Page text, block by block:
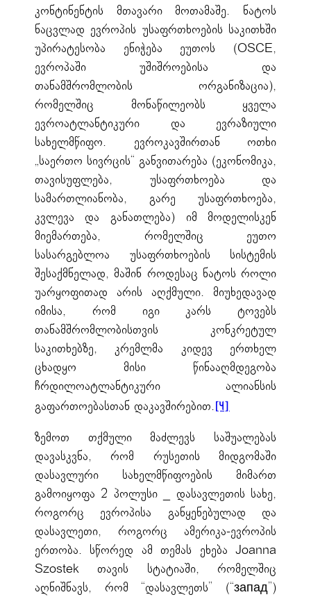
კონტინენტის მთავარი მოთამაშე. ნატოს
ნაცვლად ევროპის უსაფრთხოების საკითხში
უპირატესობა ენიჭება ეუთოს (OSCE,
ევროპაში უშიშროებისა და
თანამშრომლობის ორგანიზაცია),
რომელშიც მონაწილეობს ყველა
ევროატლანტიკური და ევრაზიული
სახელმწიფო. ევროკავშირთან ოთხი
„საერთო სივრცის“ განვითარება (ეკონომიკა,
თავისუფლება, უსაფრთხოება და
სამართლიანობა, გარე უსაფრთხოება,
კვლევა და განათლება) იმ მოდელისკენ
მიემართება, რომელშიც ეუთო
სასარგებლოა უსაფრთხოების სისტემის
შესაქმნელად, მაშინ როდესაც ნატოს როლი
უარყოფითად არის აღქმული. მიუხედავად
იმისა, რომ იგი კარს ტოვებს
თანამშრომლობისთვის კონკრეტულ
საკითხებზე, კრემლმა კიდევ ერთხელ
ცხადყო მისი წინააღმდეგობა
ჩრდილოატლანტიკური ალიანსის
გაფართოებასთან დაკავშირებით. [4]
ზემოთ თქმული მაძლევს საშუალებას
დავასკვნა, რომ რუსეთის მიდგომაში
დასავლური სახელმწიფოების მიმართ
გამოიყოფა 2 პოლუსი _ დასავლეთის სახე,
როგორც ევროპისა განყენებულად და
დასავლეთი, როგორც ამერიკა-ევროპის
ერთობა. სწორედ ამ თემას ეხება Joanna
Szostek თავის სტატიაში, რომელშიც
აღნიშნავს, რომ “დასავლეთს” (“запад”)